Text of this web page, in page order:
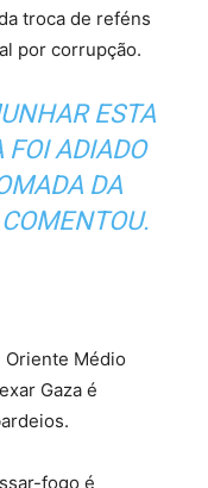
troca de reféns
por corrupção.
ESTA
FOI ADIADO
DA
Oriente Médio
Gaza é
fogo é